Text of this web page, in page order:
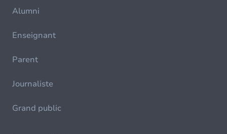
Alumni
Enseignant
Parent
Journaliste
Grand public